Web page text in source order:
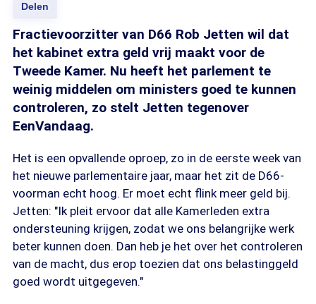
Delen
Fractievoorzitter van D66 Rob Jetten wil dat
het kabinet extra geld vrij maakt voor de
Tweede Kamer. Nu heeft het parlement te
weinig middelen om ministers goed te kunnen
controleren, zo stelt Jetten tegenover
EenVandaag.
Het is een opvallende oproep, zo in de eerste week van
het nieuwe parlementaire jaar, maar het zit de D66-
voorman echt hoog. Er moet echt flink meer geld bij.
Jetten: "Ik pleit ervoor dat alle Kamerleden extra
ondersteuning krijgen, zodat we ons belangrijke werk
beter kunnen doen. Dan heb je het over het controleren
van de macht, dus erop toezien dat ons belastinggeld
goed wordt uitgegeven."